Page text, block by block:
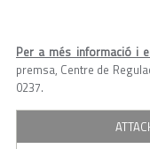
Per a més informació i
premsa, Centre de
0237.